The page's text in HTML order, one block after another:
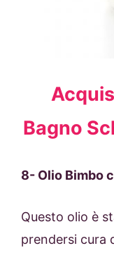
Bagno
8- Olio Bimbo
Questo olio è
prendersi cura